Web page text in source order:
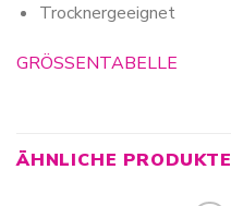
Trocknergeeignet
GRÖSSENTABELLE
ÄHNLICHE PRODUKTE